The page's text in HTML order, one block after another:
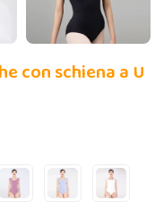
con schiena a U